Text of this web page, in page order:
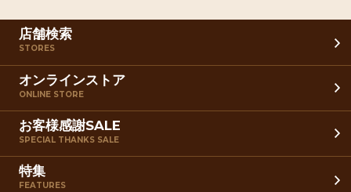
店舗検索
STORES
オンラインストア
ONLINE STORE
お客様感謝SALE
SPECIAL THANKS SALE
特集
FEATURES